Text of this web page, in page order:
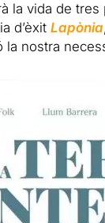
la vida de tres
d’èxit Lapònia
la nostra